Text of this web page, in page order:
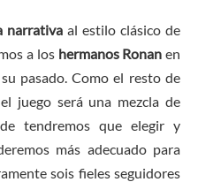
narrativa al estilo clásico de
a los hermanos Ronan en
pasado. Como el resto de
juego será una mezcla de
tendremos que elegir y
más adecuado para
sois fieles seguidores